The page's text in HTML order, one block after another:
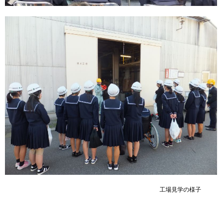
工場見学の様子